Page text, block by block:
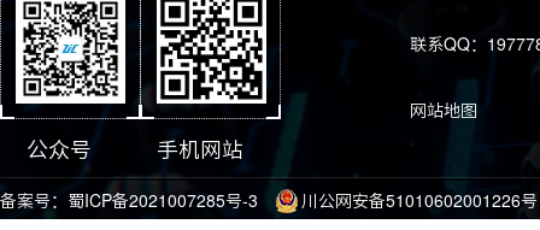
公众号 手机网站
联系QQ：
网站地图
备案号： 蜀ICP备2021007285号-3 川公网安备51010602001226号